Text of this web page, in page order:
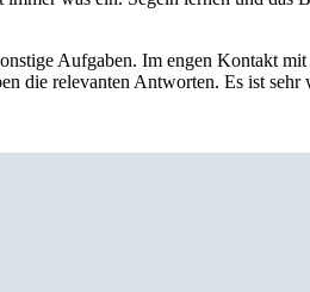
Aufgaben. Im engen Kontakt
die relevanten Antworten. Es ist